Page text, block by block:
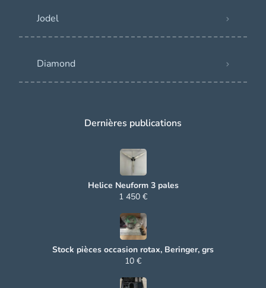
Jodel
Diamond
Dernières publications
Helice Neuform 3 pales
1 450 €
Stock pièces occasion rotax, Beringer, grs
10 €